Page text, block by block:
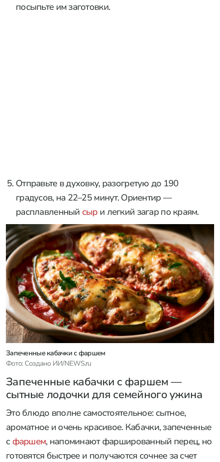
посыпьте им заготовки.
Отправьте в духовку, разогретую до 190
градусов, на 22–25 минут. Ориентир —
расплавленный сыр и легкий загар по краям.
Запеченные кабачки с фаршем
Фото: Создано ИИ/NEWS.ru
Запеченные кабачки с фаршем —
сытные лодочки для семейного ужина
Это блюдо вполне самостоятельное: сытное,
ароматное и очень красивое. Кабачки, запеченные
с фаршем, напоминают фаршированный перец, но
готовятся быстрее и получаются сочнее за счет